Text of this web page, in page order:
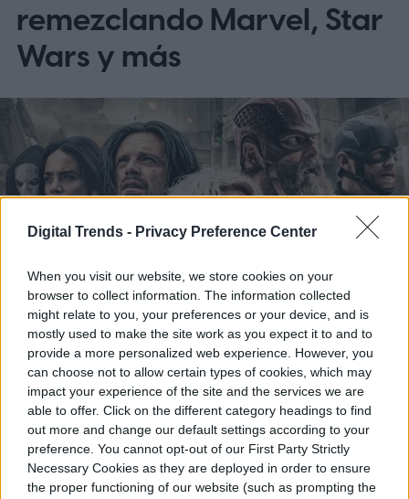
Digital Trends - Privacy Preference Center
When you visit our website, we store cookies on your
browser to collect information. The information collected
might relate to you, your preferences or your device, and is
mostly used to make the site work as you expect it to and to
provide a more personalized web experience. However, you
can choose not to allow certain types of cookies, which may
impact your experience of the site and the services we are
able to offer. Click on the different category headings to find
out more and change our default settings according to your
preference. You cannot opt-out of our First Party Strictly
Necessary Cookies as they are deployed in order to ensure
the proper functioning of our website (such as prompting the
remezclando Marvel, Star
Wars y más
Disney está a punto de dar a los fans edits
algo raro: permiso oficial. Un nuevo
acuerdo con TikTok permitirá a los
creadores usar personajes, escenas y